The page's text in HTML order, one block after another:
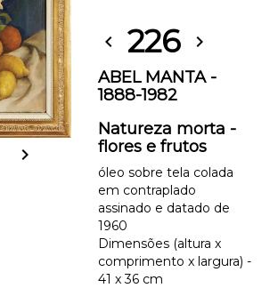
chevron_right
chevron_left 226 chevron_right
ABEL MANTA -
1888-1982
Natureza morta -
flores e frutos
óleo sobre tela colada
em contraplado
assinado e datado de
1960
Dimensões (altura x
comprimento x largura) -
41 x 36 cm